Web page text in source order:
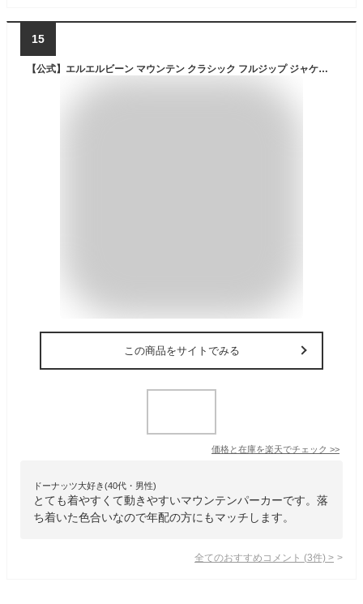
15
【公式】エルエルビーン マウンテン クラシック フルジップ ジャケット マウンテンパーカー アウター シェルジャケット メンズ アウトドア ブランド パッカブル 防風 ジップアップ L.L.Bean LLBean llビーン llbeen
この商品をサイトでみる
価格と在庫を楽天でチェック >>
ドーナッツ大好き(40代・男性)
とても着やすくて動きやすいマウンテンパーカーです。落
ち着いた色合いなので年配の方にもマッチします。
全てのおすすめコメント (3件) >